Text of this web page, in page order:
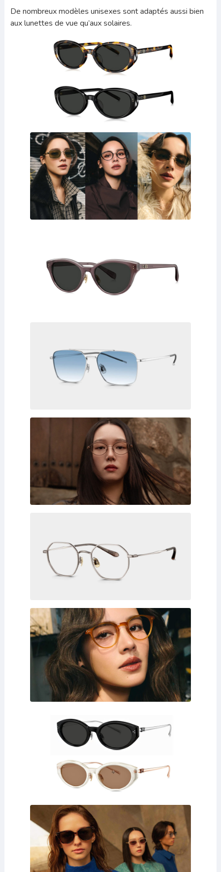
De nombreux modèles unisexes sont adaptés aussi bien
aux lunettes de vue qu’aux solaires.